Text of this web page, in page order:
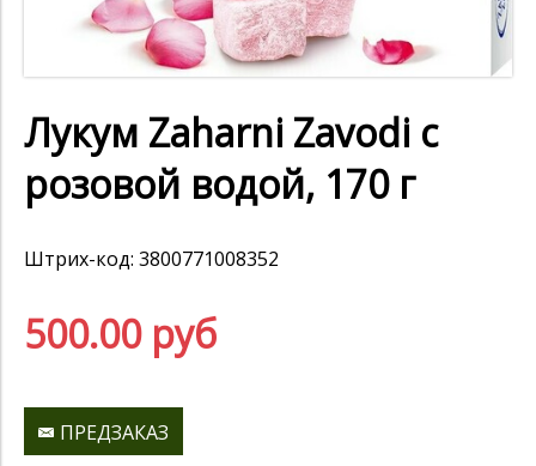
Лукум Zaharni Zavodi с
розовой водой, 170 г
Штрих-код: 3800771008352
500.00 руб
ПРЕДЗАКАЗ